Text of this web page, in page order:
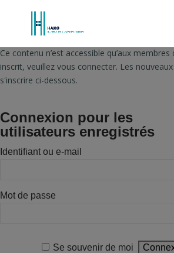
Ce contenu n’est accessible qu’aux
inscrit, veuillez vous connecter. Les
s'inscrire ci-dessous.
Connexion pour les
utilisateurs enregistrés
Identifiant ou e-mail
Mot de passe
Se souvenir de moi